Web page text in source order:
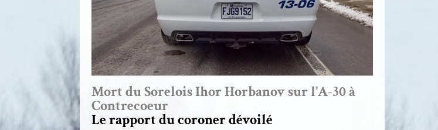
Mort du Sorelois Ihor Horbanov sur l’A-30 à
Contrecoeur
Le rapport du coroner dévoilé